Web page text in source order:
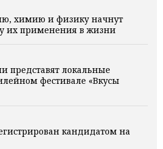
химию и физику начнут
их применения в жизни
представят локальные
фестивале «Вкусы
кандидатом на